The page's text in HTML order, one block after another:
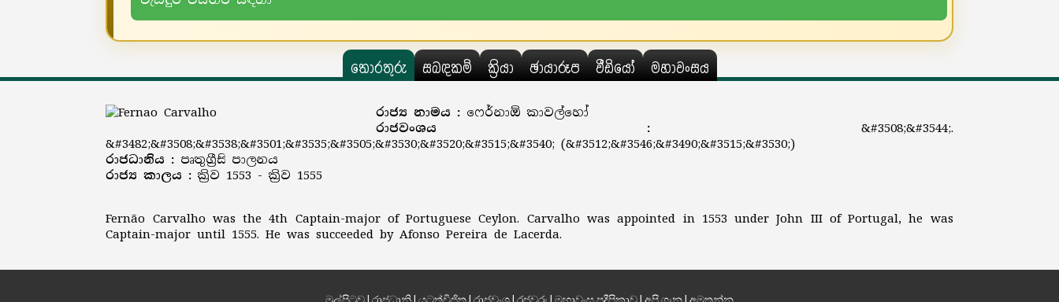
තොරතුරු සබඳකම් ක්‍රියා ඡායාරූප වීඩියෝ මහාවංසය
රාජ්‍ය නාමය : ෆෙර්නාඕ කාවල්හෝ
රාජවංශය : &#3508;&#3544;.
&#3482;&#3508;&#3538;&#3501;&#3535;&#3505;&#3530;&#3520;&#3515;&#3540; (&#3512;&#3546;&#3490;&#3515;&#3530;)
රාජධානිය : පෘතුග්‍රීසි පාලනය
රාජ්‍ය කාලය :ක්‍රිව 1553 - ක්‍රිව 1555
Fernão Carvalho was the 4th Captain-major of Portuguese Ceylon. Carvalho was appointed in 1553 under John III of Portugal, he was
Captain-major until 1555. He was succeeded by Afonso Pereira de Lacerda.